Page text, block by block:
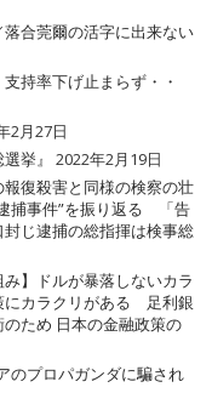
合莞爾の活字に出来ない
持率下げ止まらず・・
2月27日
挙』
2022年2月19日
復殺害と同様の検察の壮
捕事件”を振り返る 「告
じ逮捕の総指揮は検事総
】ドルが暴落しないカラ
にカラクリがある 足利銀
ため 日本の金融政策の
プロパガンダに騙され